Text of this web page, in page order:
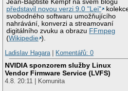
Jean-Baptiste Kempf na svém blogu
představil novou verzi 9.0 "Lei"
svobodného softwaru umožňujícího
nahrávání, konverzi a streamovaní
digitálního zvuku a obrazu FFmpeg
(Wikipedie ).
Ladislav Hagara
Komentářů: 0
NVIDIA sponzorem služby Linux
Vendor Firmware Service (LVFS)
4.8. 20:11 | Komunita